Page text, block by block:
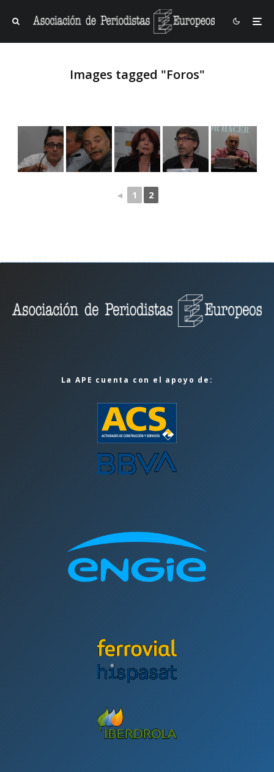
Images tagged "Foros"
◄ 1 2
La APE cuenta con el apoyo de: